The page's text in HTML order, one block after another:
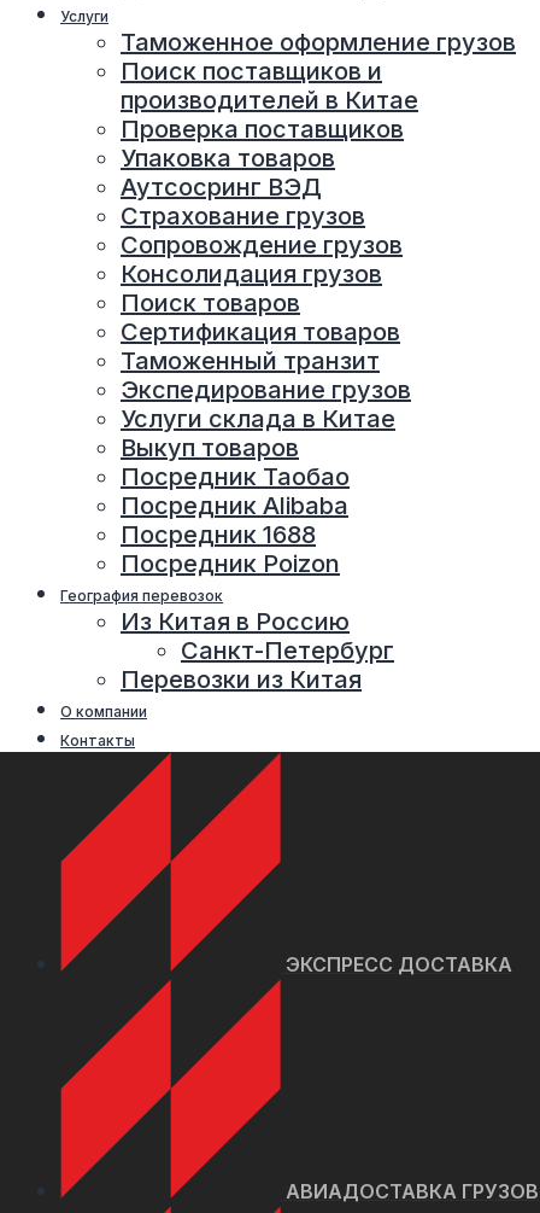
Услуги
Таможенное оформление грузов
Поиск поставщиков и
производителей в Китае
Проверка поставщиков
Упаковка товаров
Аутсосринг ВЭД
Страхование грузов
Сопровождение грузов
Консолидация грузов
Поиск товаров
Сертификация товаров
Таможенный транзит
Экспедирование грузов
Услуги склада в Китае
Выкуп товаров
Посредник Таобао
Посредник Alibaba
Посредник 1688
Посредник Poizon
География перевозок
Из Китая в Россию
Санкт-Петербург
Перевозки из Китая
О компании
Контакты
ЭКСПРЕСС ДОСТАВКА
АВИАДОСТАВКА ГРУЗОВ